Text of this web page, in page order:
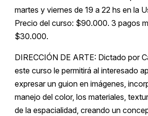
martes y viernes de 19 a 22 hs en la
Precio del curso: $90.000. 3 pagos
$30.000.
DIRECCIÓN DE ARTE: Dictado por
este curso le permitirá al interesado
expresar un guion en imágenes,
manejo del color, los materiales,
de la espacialidad, creando un